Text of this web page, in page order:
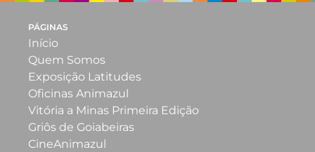
PÁGINAS
Início
Quem Somos
Exposição Latitudes
Oficinas Animazul
Vitória a Minas Primeira Edição
Griôs de Goiabeiras
CineAnimazul